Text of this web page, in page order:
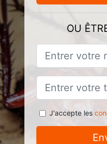
OU
J'accepte les